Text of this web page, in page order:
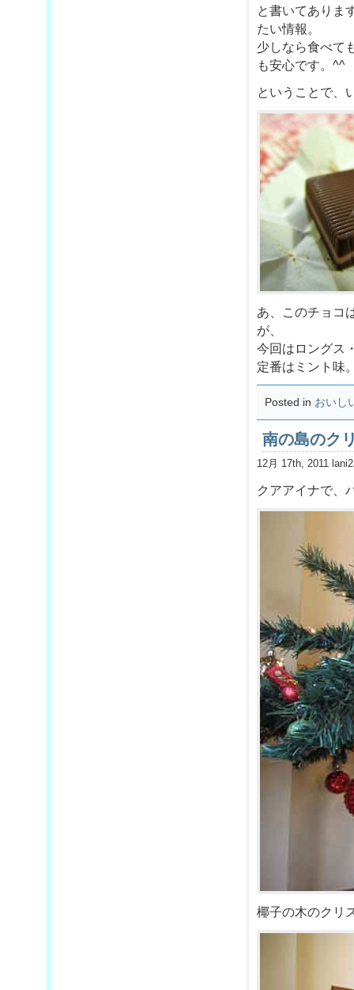
と書いてありま
たい情報。
少しなら食べて
も安心です。^^
ということで、
あ、このチョコ
が、
今回はロングス
定番はミント味
Posted in おいし
南の島のク
12月 17th, 2011
クアアイナで、
椰子の木のクリ